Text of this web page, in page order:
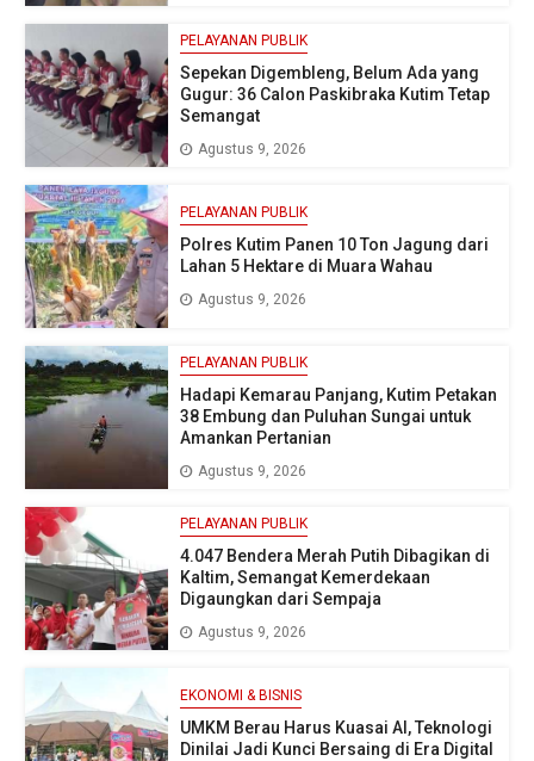
PELAYANAN PUBLIK
Sepekan Digembleng, Belum Ada yang
Gugur: 36 Calon Paskibraka Kutim Tetap
Semangat
Agustus 9, 2026
PELAYANAN PUBLIK
Polres Kutim Panen 10 Ton Jagung dari
Lahan 5 Hektare di Muara Wahau
Agustus 9, 2026
PELAYANAN PUBLIK
Hadapi Kemarau Panjang, Kutim Petakan
38 Embung dan Puluhan Sungai untuk
Amankan Pertanian
Agustus 9, 2026
PELAYANAN PUBLIK
4.047 Bendera Merah Putih Dibagikan di
Kaltim, Semangat Kemerdekaan
Digaungkan dari Sempaja
Agustus 9, 2026
EKONOMI & BISNIS
UMKM Berau Harus Kuasai AI, Teknologi
Dinilai Jadi Kunci Bersaing di Era Digital